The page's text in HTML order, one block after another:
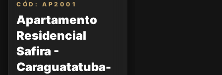
CÓD: AP2001
Apartamento
Residencial
Safira -
Caraguatatuba-